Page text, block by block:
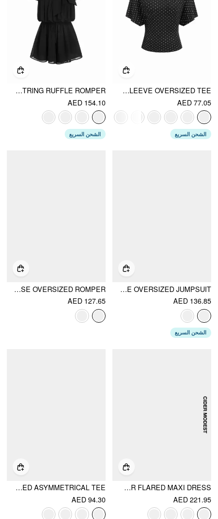
BOAT NECK POLKA DOT BATWING SLEEVE OVERSIZED TEE
AED 77.05
الشحن السريع
CHIFFON STAND COLLAR PUFF SLEEVE BOWKNOT DRAWSTRING RUFFLE ROMPER
AED 154.10
الشحن السريع
CHIFFON V-NECK RUCHED CLOAK SLEEVE OVERSIZED JUMPSUIT
AED 136.85
الشحن السريع
POLKA DOT V-NECK CLOAK SLEEVE WRAP SHIRRED MID RISE OVERSIZED ROMPER
AED 127.65
SCULPTURAL POLKA DOT STAND-COLLAR FLARED MAXI DRESS
AED 221.95
POLKA DOT BOAT NECK BATWING SLEEVE RUCHED ASYMMETRICAL TEE
AED 94.30